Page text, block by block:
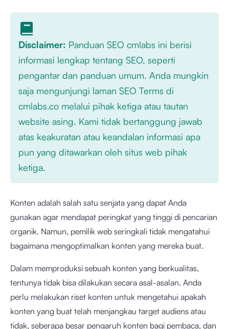
Disclaimer: Panduan SEO cmlabs ini berisi
informasi lengkap tentang SEO, seperti
pengantar dan panduan umum. Anda mungkin
saja mengunjungi laman SEO Terms di
cmlabs.co melalui pihak ketiga atau tautan
website asing. Kami tidak bertanggung jawab
atas keakuratan atau keandalan informasi apa
pun yang ditawarkan oleh situs web pihak
ketiga.
Konten adalah salah satu senjata yang dapat Anda
gunakan agar mendapat peringkat yang tinggi di pencarian
organik. Namun, pemilik web seringkali tidak mengatahui
bagaimana mengoptimalkan konten yang mereka buat.
Dalam memproduksi sebuah konten yang berkualitas,
tentunya tidak bisa dilakukan secara asal-asalan. Anda
perlu melakukan riset konten untuk mengetahui apakah
konten yang buat telah menjangkau target audiens atau
tidak, seberapa besar pengaruh konten bagi pembaca, dan